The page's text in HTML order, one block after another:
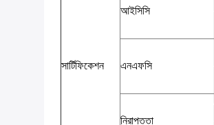
সার্টিফিকেশন
আইসিসি
এনএফসি
নিরাপত্তা